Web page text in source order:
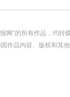
网"的所有作品，均转
作品内容、版权和其